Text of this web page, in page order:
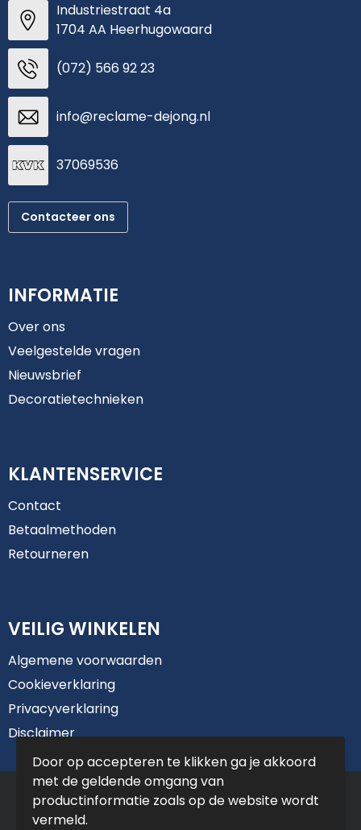
Industriestraat 4a
1704 AA Heerhugowaard
(072) 566 92 23
info@reclame-dejong.nl
37069536
Contacteer ons
INFORMATIE
Over ons
Veelgestelde vragen
Nieuwsbrief
Decoratietechnieken
KLANTENSERVICE
Contact
Betaalmethoden
Retourneren
VEILIG WINKELEN
Algemene voorwaarden
Cookieverklaring
Privacyverklaring
Disclaimer
© Copyright De Jong Reclame 2025
Door op accepteren te klikken ga je akkoord
met de geldende omgang van
productinformatie zoals op de website wordt
vermeld.